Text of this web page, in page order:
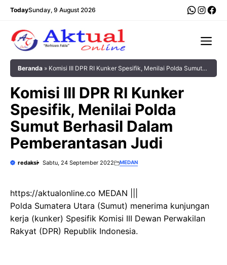
Langsung
TodaySunday, 9 August 2026
Beranda » Komisi III DPR RI Kunker Spesifik, Menilai Polda Sumut
Komisi III DPR RI Kunker
Spesifik, Menilai Polda
Sumut Berhasil Dalam
Pemberantasan Judi
redaksi Sabtu, 24 September 2022 MEDAN
https://aktualonline.co MEDAN |||
Polda Sumatera Utara (Sumut) menerima kunjungan
kerja (kunker) Spesifik Komisi III Dewan Perwakilan
Rakyat (DPR) Republik Indonesia.